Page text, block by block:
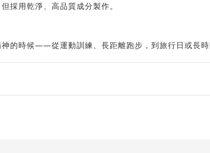
採用乾淨、高品質成分製作。
的時候——從運動訓練、長距離跑步，到旅行日或長時